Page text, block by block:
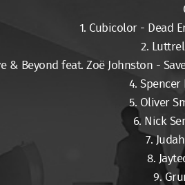
1. Cubicolor - Dead
2.
& Beyond feat. Zoë Johnston -
4.
5. Oliver
6. Nick
7.
8.
9.